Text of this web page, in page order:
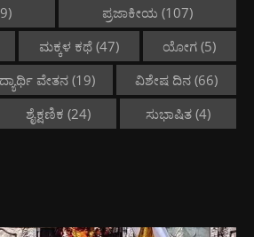
ಪ್ರಜಾಕೀಯ (107)
ಮಕ್ಕಳ ಕಥೆ(47) ಯೋಗ (5)
ವೇತನ(19) ವಿಶೇಷ ದಿನ (66)
ಶೈಕ್ಷಣಿಕ (24) ಸುಭಾಷಿತ (4)